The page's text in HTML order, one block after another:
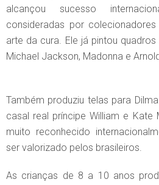
alcançou sucesso
consideradas por
arte da cura. Ele já pintou
Michael Jackson, Madonna e
Também produziu telas para
casal real príncipe William e Kate
muito reconhecido
ser valorizado pelos brasileiros.
As crianças de 8 a 10 anos